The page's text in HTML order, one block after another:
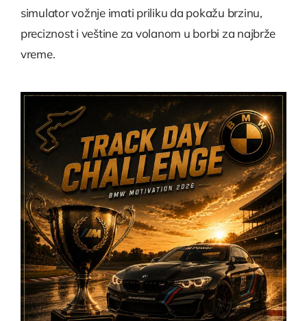
simulator vožnje imati priliku da pokažu brzinu,
preciznost i veštine za volanom u borbi za najbrže
vreme.